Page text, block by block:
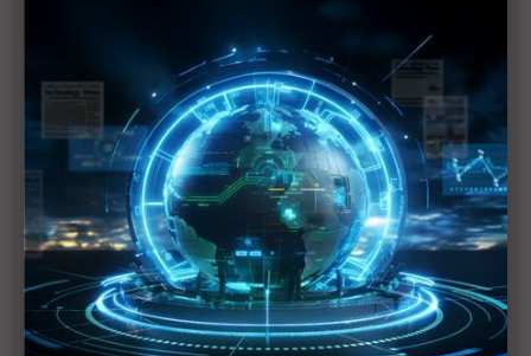
科技1分鐘：小型無人系統（sUAS）
科技1分鐘：航海顯示器
Skydio獲美軍5200萬美元大單 鞏固短程偵察無人機
霸主地位
烏克蘭派專家助中東 輸出實戰反無人機寶貴經驗
美軍第二支兩棲打擊群挺進中東 荷莫茲海峽恐面臨
新一波戰火